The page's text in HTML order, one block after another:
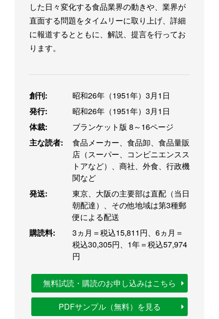
した日々変化する食品業界の動きや、業界が
直面する問題をタイムリーに取り上げ、詳細
に報道するとともに、解説、提言を行ってお
ります。
創刊:
昭和26年（1951年）3月1日
発行:
昭和26年（1951年）3月1日
体裁:
ブランケット版 8～16ページ
主な読者:
食品メーカー、食品卸、食品量販
店（スーパー、コンビニエンスス
トアなど）、商社、外食、行政機
関など
発送:
東京、大阪の主要部は直配（当日
朝配達）、その他地域は第3種郵
便による配送
購読料:
3ヵ月＝税込15,811円、6ヵ月＝
税込30,305円、1年＝税込57,974
円
無料試読・購読のお申し込みはこちら
PDFサンプル（無料）を見る